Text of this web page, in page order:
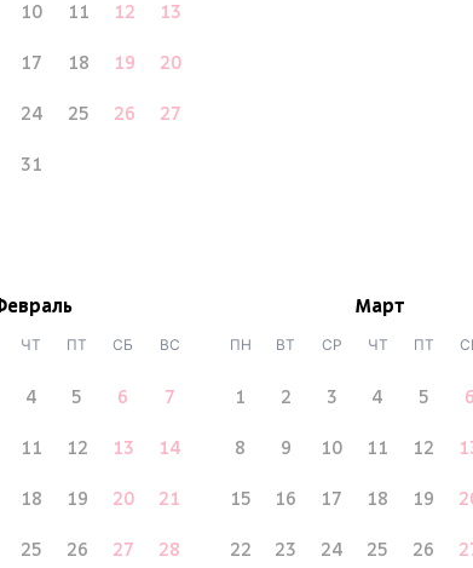
10 11 12 13
17 18 19 20
24 25 26 27
31
ЧТ ПТ СБ ВС
4 5 6 7
11 12 13 14
18 19 20 21
25 26 27 28
Март
ПН ВТ СР ЧТ ПТ
1 2 3 4 5 6
8 9 10 11 12
15 16 17 18 19
22 23 24 25 26